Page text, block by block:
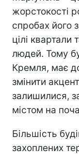
жорстокості
спробах його
цілі квартали
людей. Тому
Кремля, має
змінити
залишилися,
містом на
Більшість
захоплених